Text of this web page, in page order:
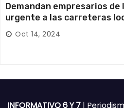
Demandan empresarios
urgente a las carreteras
Oct 14, 2024
INFORMATIVO 6 Y 7 |